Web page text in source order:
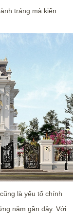
tráng mà kiến
là yếu tố chính
năm gần đây. Với